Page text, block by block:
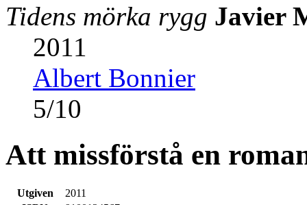
Tidens mörka rygg Javier
2011
Albert Bonnier
5/10
Att missförstå en
Utgiven
2011